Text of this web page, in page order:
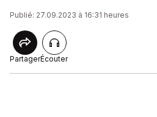
Publié: 27.09.2023 à 16:31 heures
PartagerÉcouter